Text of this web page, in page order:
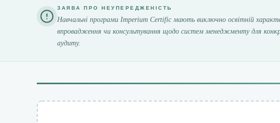
ЗАЯВА ПРО НЕУПЕРЕДЖЕНІСТЬ
Навчальні програми Imperium Certific мають виключно освітній
впровадження чи консультування щодо систем менеджменту для
аудиту.